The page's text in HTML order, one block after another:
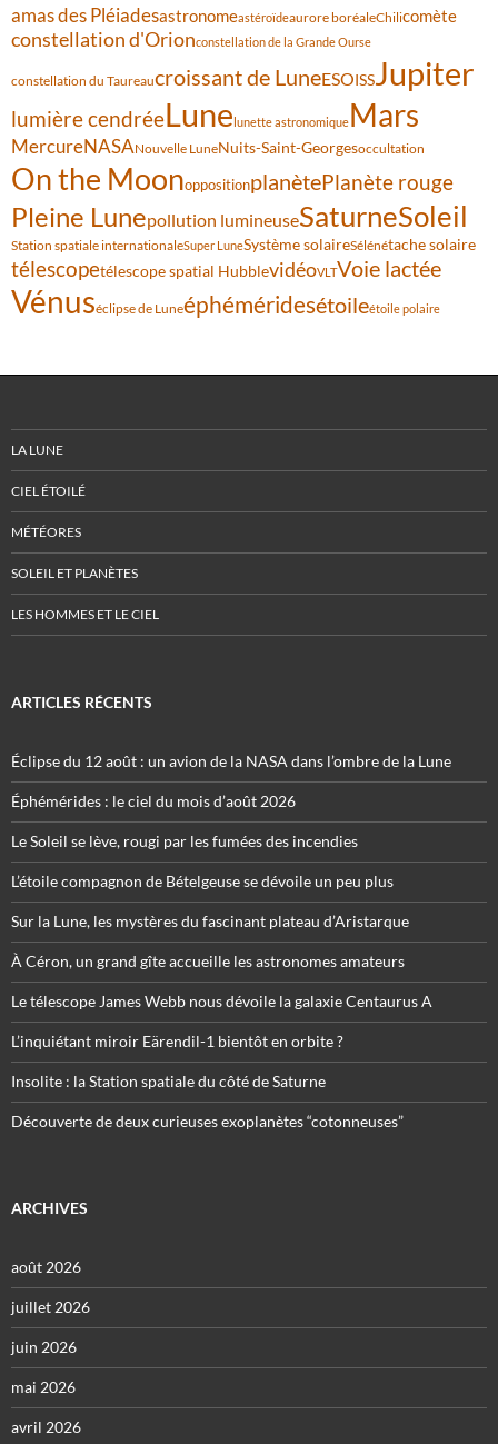
amas des Pléiadesastronomeastéroïdeaurore boréaleChilicomète
constellation d'Orionconstellation de la Grande Ourse
constellation du Taureaucroissant de LuneESOISSJupiter
lumière cendréeLunelunette astronomiqueMars
MercureNASANouvelle LuneNuits-Saint-Georgesoccultation
On the MoonoppositionplanètePlanète rouge
Pleine Lunepollution lumineuseSaturneSoleil
Station spatiale internationaleSuper LuneSystème solaireSélénétache solaire
télescopetélescope spatial HubblevidéoVLTVoie lactée
Vénuséclipse de Luneéphéméridesétoileétoile polaire
LA LUNE
CIEL ÉTOILÉ
MÉTÉORES
SOLEIL ET PLANÈTES
LES HOMMES ET LE CIEL
ARTICLES RÉCENTS
Éclipse du 12 août : un avion de la NASA dans l’ombre de la Lune
Éphémérides : le ciel du mois d’août 2026
Le Soleil se lève, rougi par les fumées des incendies
L’étoile compagnon de Bételgeuse se dévoile un peu plus
Sur la Lune, les mystères du fascinant plateau d’Aristarque
À Céron, un grand gîte accueille les astronomes amateurs
Le télescope James Webb nous dévoile la galaxie Centaurus A
L’inquiétant miroir Eärendil-1 bientôt en orbite ?
Insolite : la Station spatiale du côté de Saturne
Découverte de deux curieuses exoplanètes “cotonneuses”
ARCHIVES
août 2026
juillet 2026
juin 2026
mai 2026
avril 2026